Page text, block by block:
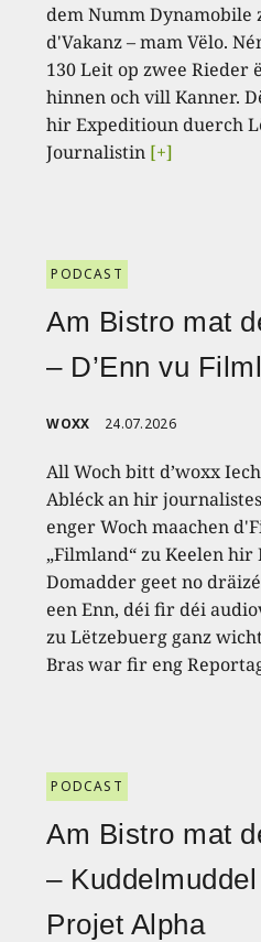
dem Numm Dynamobile
d'Vakanz – mam Vëlo.
130 Leit op zwee Rieder
hinnen och vill Kanner.
hir Expeditioun duerch
Journalistin [+]
PODCAST
Am Bistro mat
– D’Enn vu
WOXX 24.07.2026
All Woch bitt d’woxx
Abléck an hir
enger Woch maachen
„Filmland“ zu Keelen
Domadder geet no
een Enn, déi fir déi
zu Lëtzebuerg ganz
Bras war fir eng
PODCAST
Am Bistro mat
–
Projet Alpha